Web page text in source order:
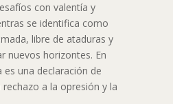
con valentía y
se identifica como
libre de ataduras y
nuevos horizontes. En
una declaración de
a la opresión y la